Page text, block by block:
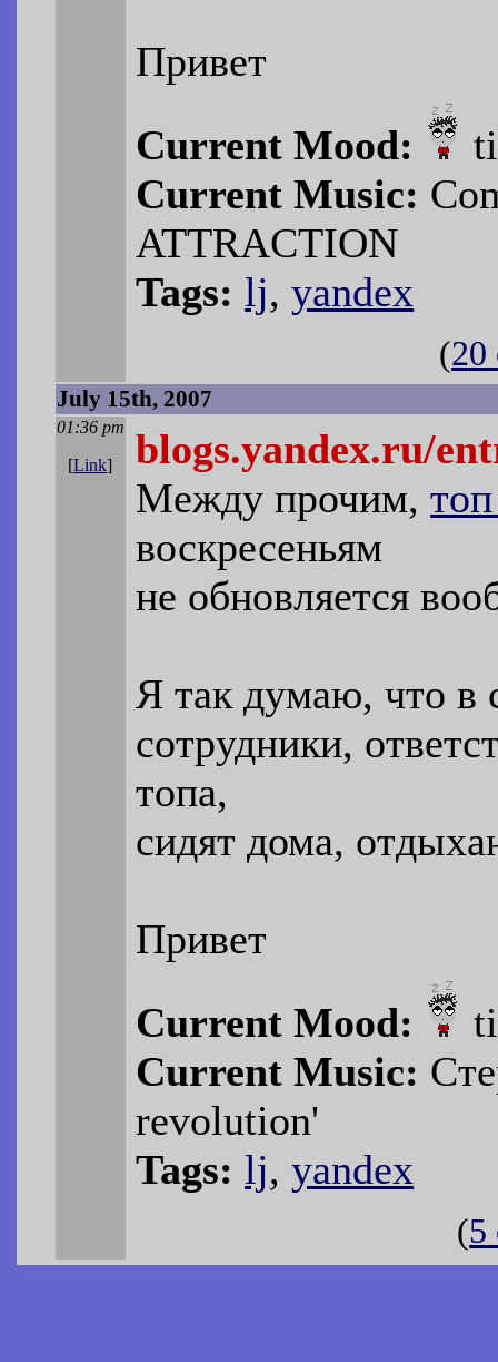
Привет
Current Mood:
Current Music:
ATTRACTION
Tags: lj,yandex
(20
July 15th, 2007
01:36 pm
[Link]
blogs.yandex.ru/
Между прочим,
воскресеньям
не обновляется
Я так думаю, что в
сотрудники,
топа,
сидят дома,
Привет
Current Mood:
Current Music:
revolution'
Tags: lj,yandex
(5